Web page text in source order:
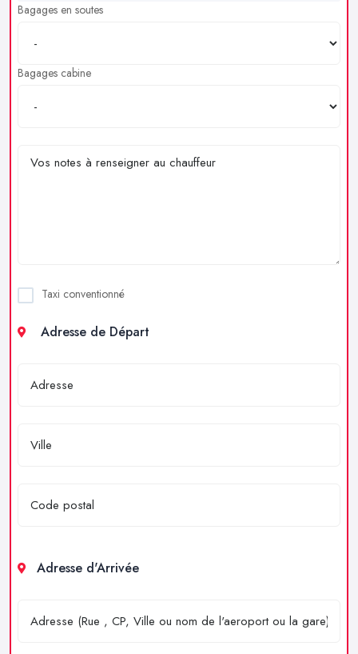
Bagages en soutes
Bagages cabine
Taxi conventionné
Adresse de Départ
Adresse d'Arrivée